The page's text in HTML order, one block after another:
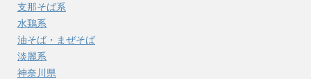
支那そば系
水鶏系
油そば・まぜそば
淡麗系
神奈川県